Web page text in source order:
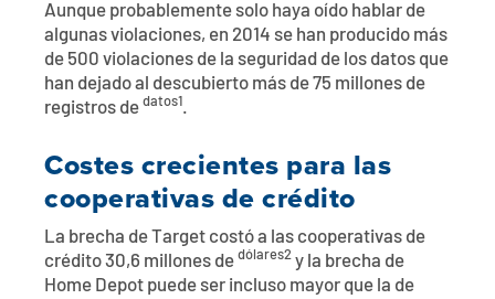
Formularios
Ofertas especiales
Banco por teléfono
Banca digital 101
Tarifas
Depósito
Aunque probablemente solo haya oído hablar de
algunas violaciones, en 2014 se han producido más
de 500 violaciones de la seguridad de los datos que
han dejado al descubierto más de 75 millones de
registros de datos1 .
Costes crecientes para las
cooperativas de crédito
La brecha de Target costó a las cooperativas de
crédito 30,6 millones de dólares2 y la brecha de
Home Depot puede ser incluso mayor que la de